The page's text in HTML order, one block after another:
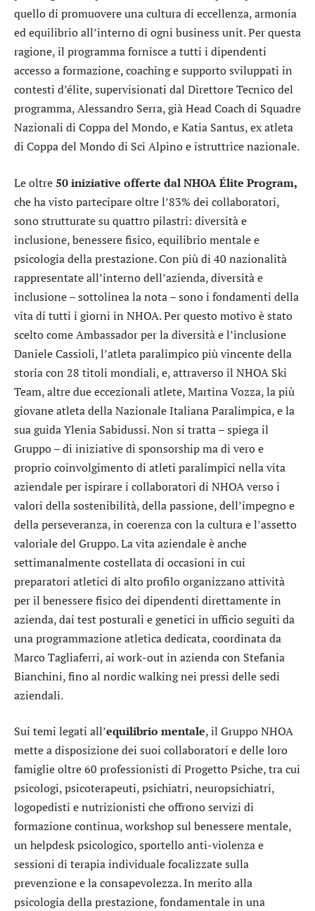
quello di promuovere una cultura di eccellenza, armonia
ed equilibrio all’interno di ogni business unit. Per questa
ragione, il programma fornisce a tutti i dipendenti
accesso a formazione, coaching e supporto sviluppati in
contesti d’élite, supervisionati dal Direttore Tecnico del
programma, Alessandro Serra, già Head Coach di Squadre
Nazionali di Coppa del Mondo, e Katia Santus, ex atleta
di Coppa del Mondo di Sci Alpino e istruttrice nazionale.
Le oltre50 iniziative offerte dal NHOA Élite Program,
che ha visto partecipare oltre l’83% dei collaboratori,
sono strutturate su quattro pilastri: diversità e
inclusione, benessere fisico, equilibrio mentale e
psicologia della prestazione. Con più di 40 nazionalità
rappresentate all’interno dell’azienda, diversità e
inclusione – sottolinea la nota – sono i fondamenti della
vita di tutti i giorni in NHOA. Per questo motivo è stato
scelto come Ambassador per la diversità e l’inclusione
Daniele Cassioli, l’atleta paralimpico più vincente della
storia con 28 titoli mondiali, e, attraverso il NHOA Ski
Team, altre due eccezionali atlete, Martina Vozza, la più
giovane atleta della Nazionale Italiana Paralimpica, e la
sua guida Ylenia Sabidussi. Non si tratta – spiega il
Gruppo – di iniziative di sponsorship ma di vero e
proprio coinvolgimento di atleti paralimpici nella vita
aziendale per ispirare i collaboratori di NHOA verso i
valori della sostenibilità, della passione, dell’impegno e
della perseveranza, in coerenza con la cultura e l’assetto
valoriale del Gruppo. La vita aziendale è anche
settimanalmente costellata di occasioni in cui
preparatori atletici di alto profilo organizzano attività
per il benessere fisico dei dipendenti direttamente in
azienda, dai test posturali e genetici in ufficio seguiti da
una programmazione atletica dedicata, coordinata da
Marco Tagliaferri, ai work-out in azienda con Stefania
Bianchini, fino al nordic walking nei pressi delle sedi
aziendali.
Sui temi legati all’equilibrio mentale, il Gruppo NHOA
mette a disposizione dei suoi collaboratori e delle loro
famiglie oltre 60 professionisti di Progetto Psiche, tra cui
psicologi, psicoterapeuti, psichiatri, neuropsichiatri,
logopedisti e nutrizionisti che offrono servizi di
formazione continua, workshop sul benessere mentale,
un helpdesk psicologico, sportello anti-violenza e
sessioni di terapia individuale focalizzate sulla
prevenzione e la consapevolezza. In merito alla
psicologia della prestazione, fondamentale in una